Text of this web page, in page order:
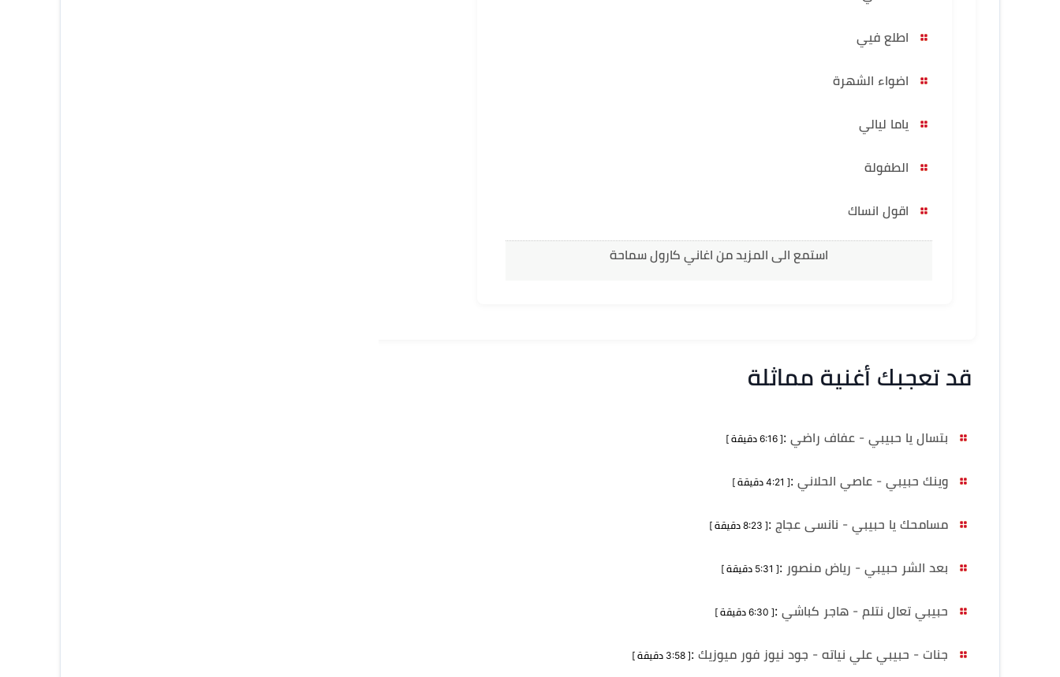
اطلع فيي
اضواء الشهرة
ياما ليالي
الطفولة
اقول انساك
استمع الى المزيد من اغاني كارول سماحة
قد تعجبك أغنية مماثلة
بتسال يا حبيبي - عفاف راضي :[ 6:16 دقيقة ]
وينك حبيبي - عاصي الحلاني :[ 4:21 دقيقة ]
مسامحك يا حبيبي - نانسى عجاج :[ 8:23 دقيقة ]
بعد الشر حبيبي - رياض منصور :[ 5:31 دقيقة ]
حبيبي تعال نتلم - هاجر كباشي :[ 6:30 دقيقة ]
جنات - حبيبي علي نياته - جود نيوز فور ميوزيك :[ 3:58 دقيقة ]